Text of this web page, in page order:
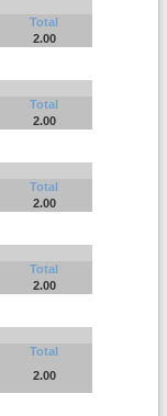
Total
2.00
Total
2.00
Total
2.00
Total
2.00
Total
2.00